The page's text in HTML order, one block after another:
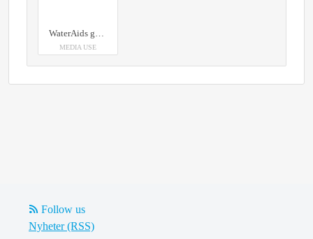
WaterAids generalsekreterare Anna Nilsdotter och Mathilda Piehl, insamlings- och kommunikationschef, besöker slottet och berättar för Kronprinsessan Victoria om WaterAids arbete i Bangladesh.
MEDIA USE
Follow us
Nyheter (RSS)